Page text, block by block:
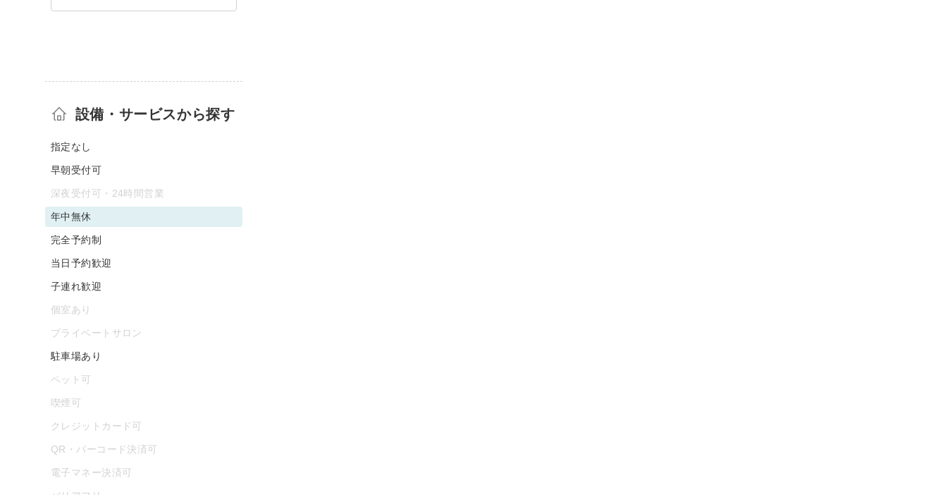
設備・サービスから探す
指定なし
早朝受付可
深夜受付可・24時間営業
年中無休
完全予約制
当日予約歓迎
子連れ歓迎
個室あり
プライベートサロン
駐車場あり
ペット可
喫煙可
クレジットカード可
QR・バーコード決済可
電子マネー決済可